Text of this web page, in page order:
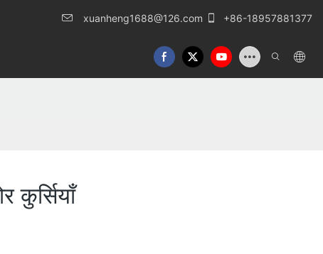
xuanheng1688@126.com +86-18957881377
कुर्सियाँ